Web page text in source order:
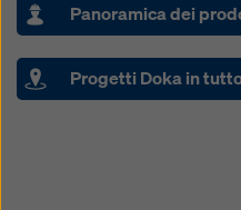
Panoramica dei
Progetti Doka in